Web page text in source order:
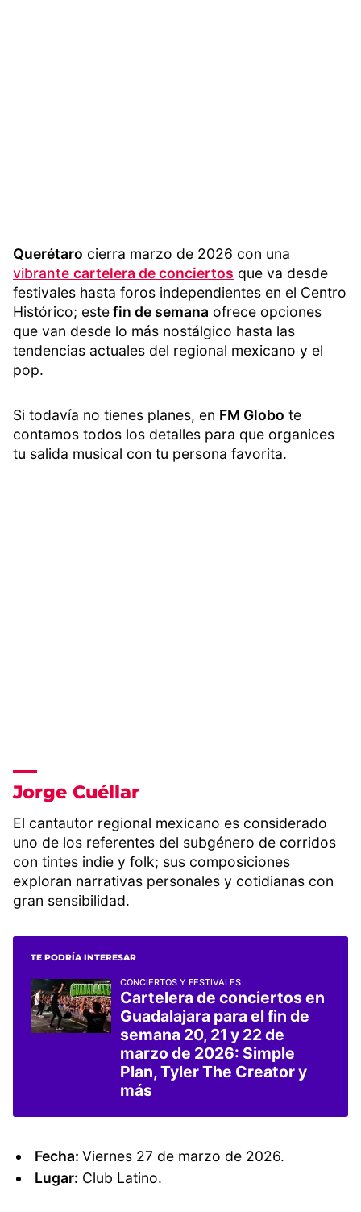
Querétaro cierra marzo de 2026 con una
vibrante cartelera de conciertos que va desde
festivales hasta foros independientes en el Centro
Histórico; estefin de semana ofrece opciones
que van desde lo más nostálgico hasta las
tendencias actuales del regional mexicano y el
pop.
Si todavía no tienes planes, en FM Globo te
contamos todos los detalles para que organices
tu salida musical con tu persona favorita.
Jorge Cuéllar
El cantautor regional mexicano es considerado
uno de los referentes del subgénero de corridos
con tintes indie y folk; sus composiciones
exploran narrativas personales y cotidianas con
gran sensibilidad.
TE PODRÍA INTERESAR
CONCIERTOS Y FESTIVALES
Cartelera de conciertos en
Guadalajara para el fin de
semana 20, 21 y 22 de
marzo de 2026: Simple
Plan, Tyler The Creator y
más
Fecha:Viernes 27 de marzo de 2026.
Lugar: Club Latino.